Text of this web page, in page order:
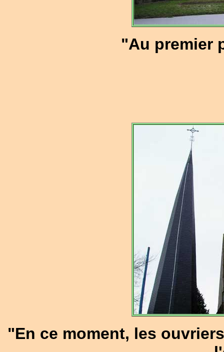
"Au premier
"En ce moment, les